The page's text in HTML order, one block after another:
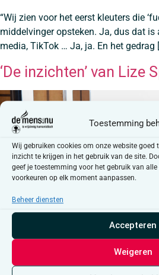
Toestemming
Wij gebruiken cookies om onze website goed
inzicht te krijgen in het gebruik van de site.
geef je toestemming voor het gebruik van
voorkeuren op elk moment aanpassen.
Beheer diensten
Accepteren
Weigeren
“Wij zien voor het eerst kleuters die
middelvinger opsteken. Ja, dus dat
media, TikTok … Ja, ja. En het gedrag
‘De inzichten’ van Lize
Zondag 9 maart om 12.15 uur op VRT
Herhaling: maandag 10 maart om